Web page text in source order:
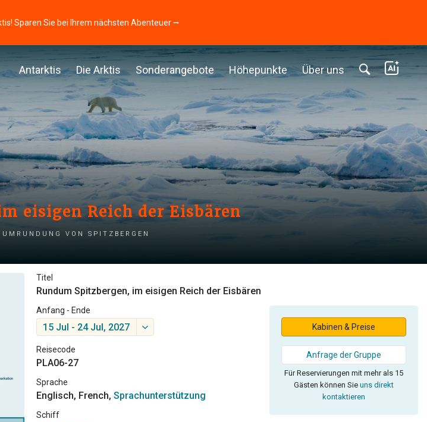
Sparen Sie bei Ihrem nächsten Abenteuer ⭢
Antarktis Die Arktis Sonderangebote Höhepunkte Über uns
eisigen Reich der Eisbären
von Spitzbergen
Titel
Rundum Spitzbergen, im eisigen Reich der Eisbären
Anfang - Ende
15 Jul - 24 Jul, 2027
Reisecode
PLA06-27
Sprache
Englisch, French, Sprachunterstützung
Schiff
Kabinen & Preise
Anfrage der Gruppe
Für Reservierungen mit mehr als 15
Gästen können Sie uns direkt
kontaktieren